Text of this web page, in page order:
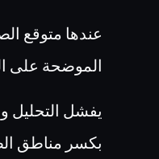
عندها متوقع
الموضحة على
يفشل التحليل
بكسر مناطق